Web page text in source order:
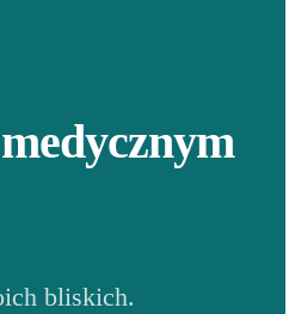
bliskich.